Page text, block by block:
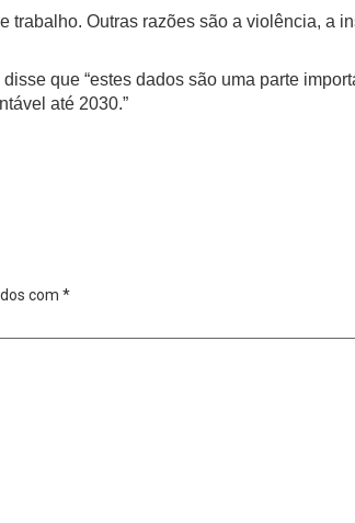
Outras razões são a violência, a
que “estes dados são uma parte
até 2030.”
com *